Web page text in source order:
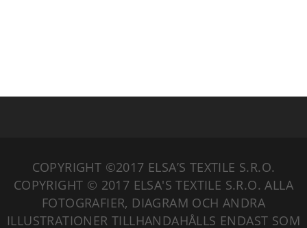
COPYRIGHT ©2017 ELSA’S TEXTILE S.R.O.
COPYRIGHT © 2017 ELSA'S TEXTILE S.R.O. ALLA
FOTOGRAFIER, DIAGRAM OCH ANDRA
ILLUSTRATIONER TILLHANDAHÅLLS ENDAST SOM